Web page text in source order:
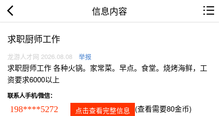
信息内容
求职厨师工作
龙游人才网 2026.08.08 举报
求职厨师工作 各种火锅。家常菜。早点。食堂。烧烤海鲜，工
资要求6000以上
联系人手机/微信：
198****5272 点击查看完整信息 (查看需要80金币)